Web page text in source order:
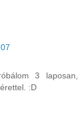
3 laposan,
:D